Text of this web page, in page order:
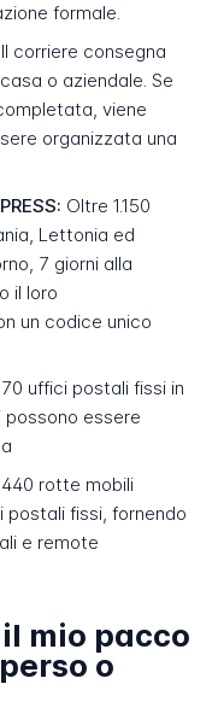
formale.
Il corriere consegna
o aziendale. Se
viene
organizzata una
Oltre 1.150
Lettonia ed
7 giorni alla
il loro
un codice unico
uffici postali fissi in
essere
rotte mobili
postali fissi, fornendo
e remote
mio pacco
o